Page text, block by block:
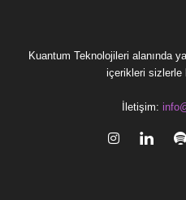
Kuantum Teknolojileri alanında
içerikleri sizlerle
İletişim: